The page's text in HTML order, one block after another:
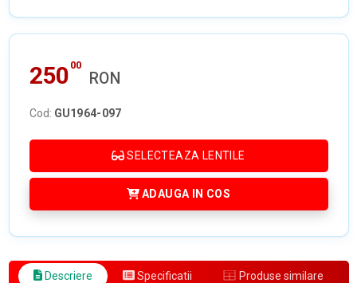
250 00
RON
Cod: GU1964-097
SELECTEAZA LENTILE
ADAUGA IN COS
Descriere Specificatii Produse similare